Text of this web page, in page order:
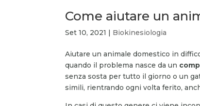
Come aiutare un
Set 10, 2021 | Biokinesiologia
Aiutare un animale domestico in
quando il problema nasce da un
senza sosta per tutto il giorno o un
simili, rientrando ogni volta ferito,